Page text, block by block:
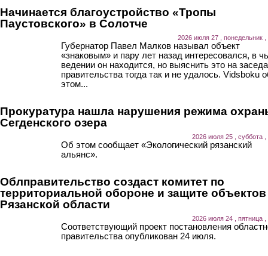
Начинается благоустройство «Тропы
Паустовского» в Солотче
2026 июля 27 , понедельник ,
Губернатор Павел Малков называл объект
«знаковым» и пару лет назад интересовался, в
ведении он находится, но выяснить это на
правительства тогда так и не удалось. Vidsboku
этом...
Прокуратура нашла нарушения режима
Сегденского озера
2026 июля 25 , суббота ,
Об этом сообщает «Экологический рязанский
альянс».
Облправительство создаст комитет по
территориальной обороне и защите объектов
Рязанской области
2026 июля 24 , пятница ,
Соответствующий проект постановления
правительства опубликован 24 июля.